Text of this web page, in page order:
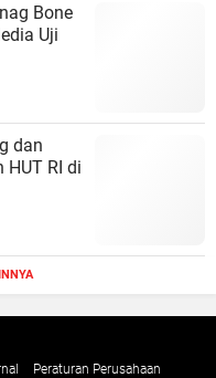
Bone
Uji
dan
RI di
Peraturan Perusahaan